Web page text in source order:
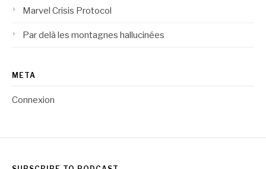
Marvel Crisis Protocol
Par delà les montagnes hallucinées
META
Connexion